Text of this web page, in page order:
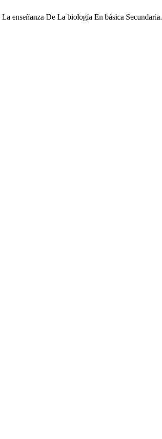
enseñanza De La biología En básica Secundaria.